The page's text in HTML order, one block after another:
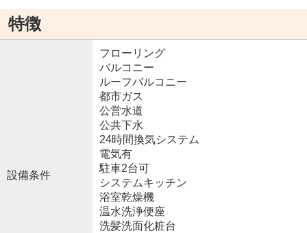
特徴
設備条件
フローリング
バルコニー
ルーフバルコニー
都市ガス
公営水道
公共下水
24時間換気システム
電気有
駐車2台可
システムキッチン
浴室乾燥機
温水洗浄便座
洗髪洗面化粧台